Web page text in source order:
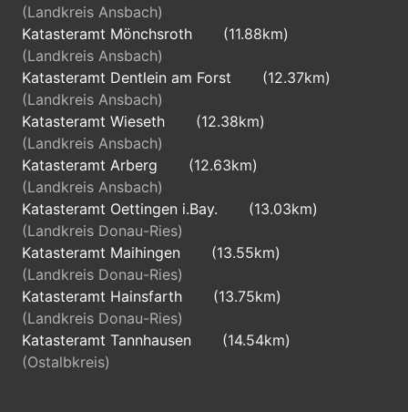
(Landkreis Ansbach)
Katasteramt Mönchsroth
(11.88km)
(Landkreis Ansbach)
Katasteramt Dentlein am Forst
(12.37km)
(Landkreis Ansbach)
Katasteramt Wieseth
(12.38km)
(Landkreis Ansbach)
Katasteramt Arberg
(12.63km)
(Landkreis Ansbach)
Katasteramt Oettingen i.Bay.
(13.03km)
(Landkreis Donau-Ries)
Katasteramt Maihingen
(13.55km)
(Landkreis Donau-Ries)
Katasteramt Hainsfarth
(13.75km)
(Landkreis Donau-Ries)
Katasteramt Tannhausen
(14.54km)
(Ostalbkreis)